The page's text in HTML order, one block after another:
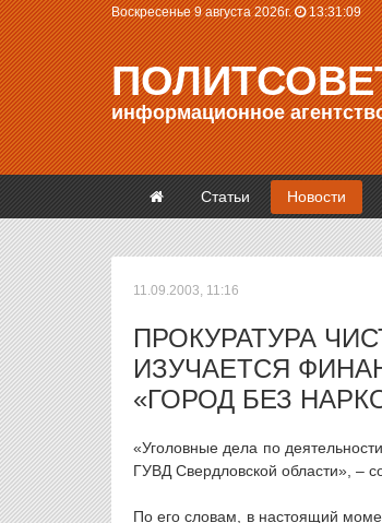
Воскресенье 9 августа 2026г. 13:31:09
информационное
Статьи Новости
11.09.2003, 11:16
ПРОКУРАТУРА
ИЗУЧАЕТСЯ
«ГОРОД БЕЗ
«Уголовные дела по
ГУВД Свердловской области», –
По его словам, в настоящий